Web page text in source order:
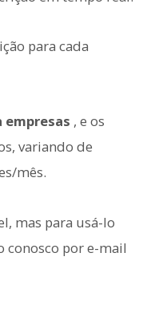
para cada
, e os
variando de
mês.
mas para usá-lo
conosco por e-mail